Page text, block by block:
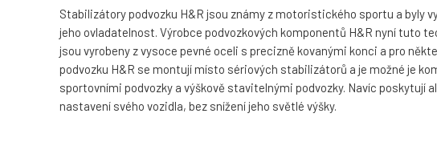
Stabilizátory podvozku H&R jsou známy z motoristického sportu a byly
jeho ovladatelnost. Výrobce podvozkových komponentů H&R nyní tuto
jsou vyrobeny z vysoce pevné oceli s precizně kovanými konci a pro
podvozku H&R se montují místo sériových stabilizátorů a je možné je
sportovními podvozky a výškově stavitelnými podvozky. Navíc poskytují
nastavení svého vozidla, bez snížení jeho světlé výšky.